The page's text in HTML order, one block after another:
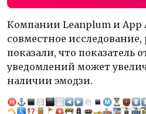
Компании Leanplum и App
совместное исследование,
показали, что показатель
уведомлений может
наличии эмодзи.